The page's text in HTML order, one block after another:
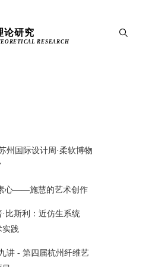

论研究
RESEARCH
州国际设计周·柔软博物
心——施慧的艺术创作
·比斯利：近仿生系统
践
讲 - 第四届杭州纤维艺